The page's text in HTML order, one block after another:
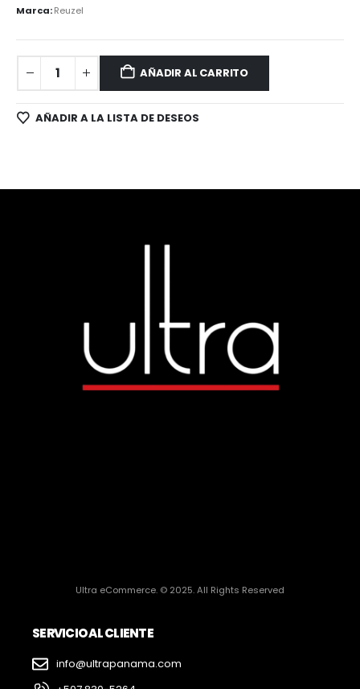
Marca:Reuzel
AÑADIR AL CARRITO
AÑADIR A LA LISTA DE DESEOS
Ultra eCommerce. © 2025. All Rights Reserved
SERVICIO AL CLIENTE
info@ultrapanama.com